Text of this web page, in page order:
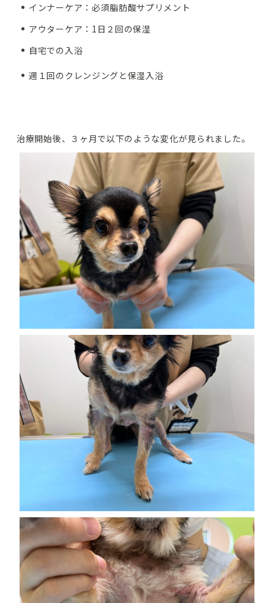
インナーケア：必須脂肪酸サプリメント
アウターケア：1日２回の保湿
自宅での入浴
週１回のクレンジングと保湿入浴
治療開始後、３ヶ月で以下のような変化が見られました。